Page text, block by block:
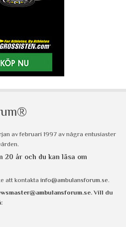
av februari 1997 av några entusiaster
20 år och du kan läsa om
att kontakta info@ambulansforum.se.
. Vill du